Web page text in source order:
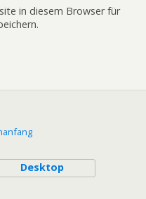
in diesem Browser für
Desktop